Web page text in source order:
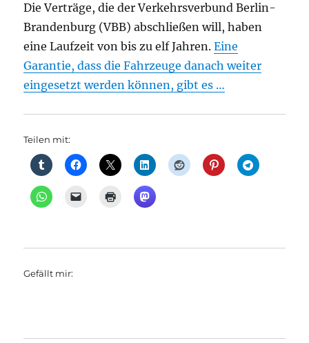
Die Verträge, die der Verkehrsverbund Berlin-
Brandenburg (VBB) abschließen will, haben
eine Laufzeit von bis zu elf Jahren.Eine
Garantie, dass die Fahrzeuge danach weiter
eingesetzt werden können, gibt es …
Teilen mit:
Gefällt mir: